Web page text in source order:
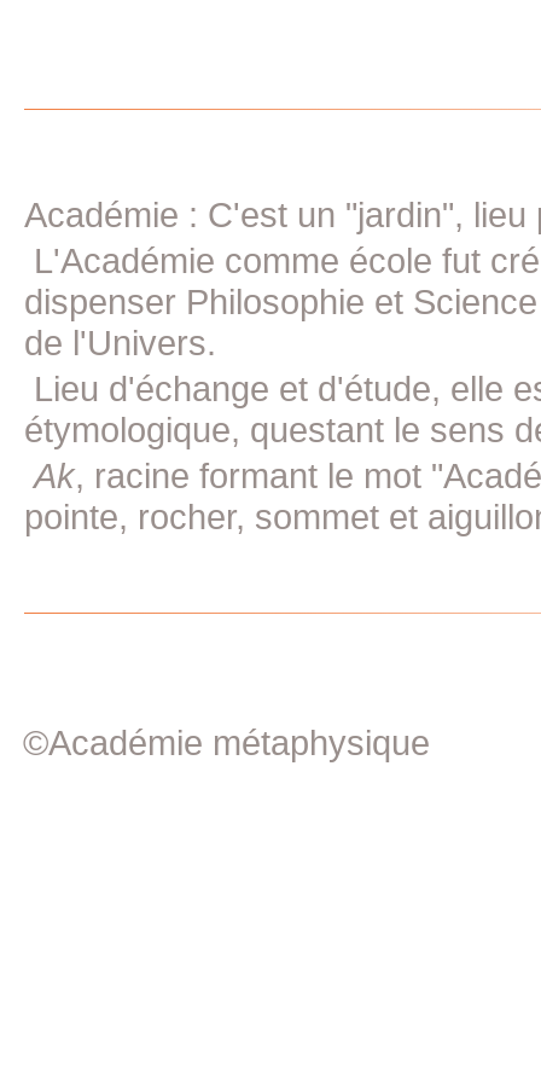
Académie : C'est un "jardin", lieu
L'Académie comme école fut
dispenser Philosophie et
de l'Univers.
Lieu d'échange et d'étude, elle
étymologique, questant le sens
Ak, racine formant le mot
pointe, rocher, sommet et
©Académie métaphysique